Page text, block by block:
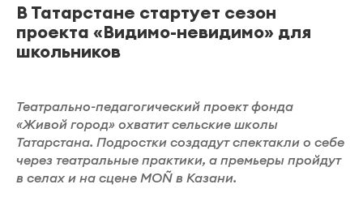
В Татарстане стартует сезон
проекта «Видимо-невидимо» для
школьников
Театрально-педагогический проект фонда
«Живой город» охватит сельские школы
Татарстана. Подростки создадут спектакли о себе
через театральные практики, а премьеры пройдут
в селах и на сцене MOÑ в Казани.